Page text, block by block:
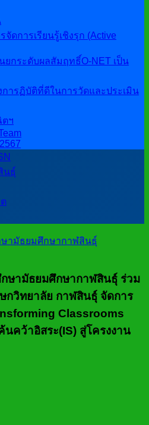
จัดการเรียนรู้เชิงรุก (Active
ยกระดับผลสัมฤทธิ์O-NET เป็น
การฏิบัติที่ดีในการวัดและประเมิน
ฯ
นธุ์
ษามัธยมศึกษากาฬสินธุ์ ร่วม
กวิทยาลัย กาฬสินธุ์ จัดการ
Classrooms
นคว้าอิสระ(IS) สู่โครงงาน